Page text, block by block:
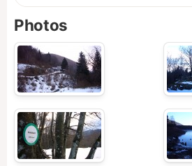
Photos